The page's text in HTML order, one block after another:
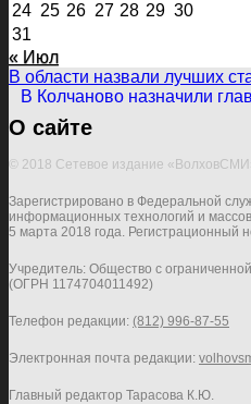
24 25 26 27 28 29 30
31
« Июл
В области назвали лучших
В Колчаново назначили
О сайте
© 2018 Сетевое издание
Зарегистрировано в Федеральной
информационных технологий и
5 марта 2018 года.
Учредитель: Общество с
(ОГРН 1174704011492)
Телефон редакции: (812) 996-87-55
Электронная почта редакции:
Главный редактор Тарасова К.Ю.